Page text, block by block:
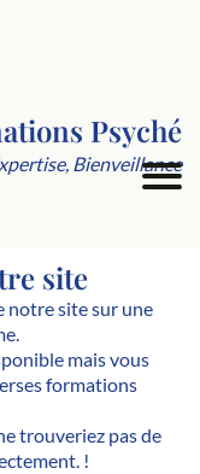
Psyché
Bienveillance
site
notre site sur une
mais vous
formations
trouveriez pas de
!